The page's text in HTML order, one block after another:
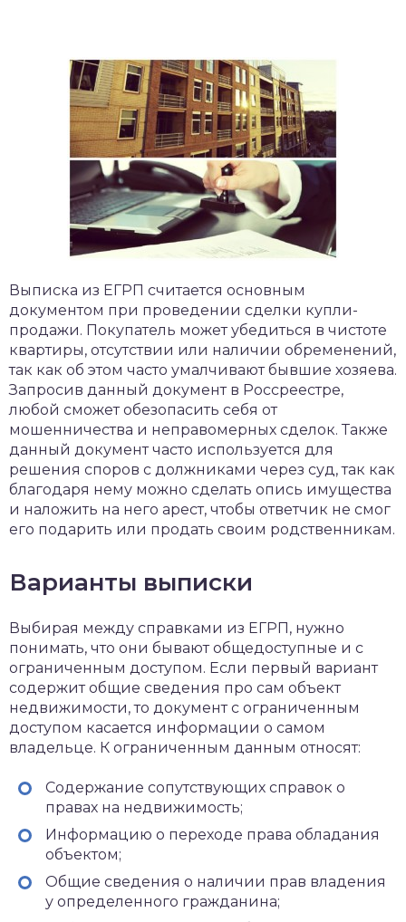
Выписка из ЕГРП считается основным
документом при проведении сделки купли-
продажи. Покупатель может убедиться в чистоте
квартиры, отсутствии или наличии обременений,
так как об этом часто умалчивают бывшие хозяева.
Запросив данный документ в Россреестре,
любой сможет обезопасить себя от
мошенничества и неправомерных сделок. Также
данный документ часто используется для
решения споров с должниками через суд, так как
благодаря нему можно сделать опись имущества
и наложить на него арест, чтобы ответчик не смог
его подарить или продать своим родственникам.
Варианты выписки
Выбирая между справками из ЕГРП, нужно
понимать, что они бывают общедоступные и с
ограниченным доступом. Если первый вариант
содержит общие сведения про сам объект
недвижимости, то документ с ограниченным
доступом касается информации о самом
владельце. К ограниченным данным относят:
Содержание сопутствующих справок о
правах на недвижимость;
Информацию о переходе права обладания
объектом;
Общие сведения о наличии прав владения
у определенного гражданина;